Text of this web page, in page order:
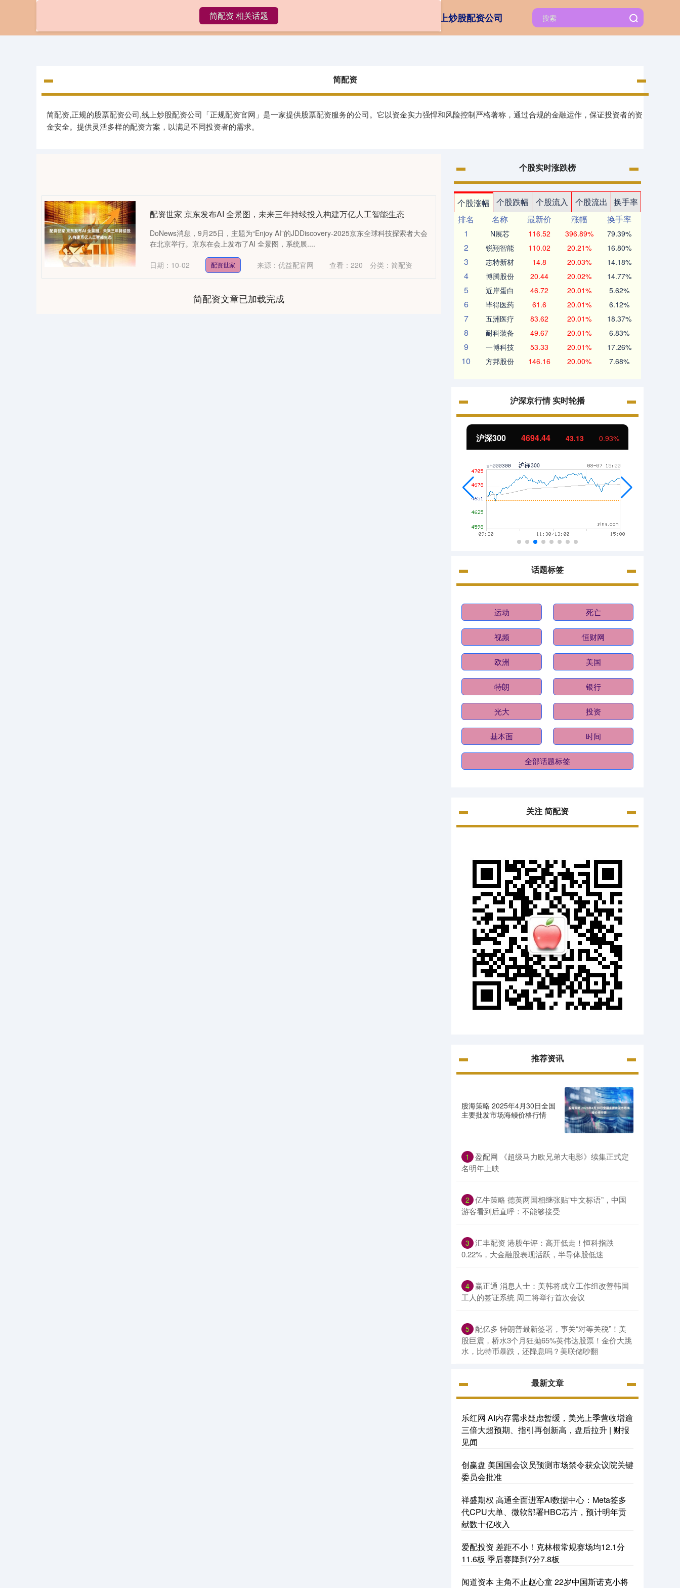
简配资 线上炒股配资公司
简配资
简配资,正规的股票配资公司,线上炒股配资公司「正规配资官网」是一家提供股票配资服务的公司。它以资金实力强悍和风险控制严格著称，通过合规的金融运作，保证投资者的资
金安全。提供灵活多样的配资方案，以满足不同投资者的需求。
简配资 相关话题
配资世家 京东发布AI 全景图，未来三年持续投入构建万亿人工智能生态
DoNews消息，9月25日，主题为“Enjoy AI”的JDDiscovery-2025京东全球科技探索者大会
在北京举行。京东在会上发布了AI 全景图，系统展....
日期：10-02 配资世家 来源：优益配官网 查看： 220 分类： 简配资
简配资文章已加载完成
个股实时涨跌榜
个股涨幅 个股跌幅 个股流入 个股流出
换手率
排名
名称 最新价 涨幅
换手率
1
N展芯 116.52 396.89% 79.39%
2 锐翔智能 110.02 20.21% 16.80%
3 志特新材 14.8 20.03% 14.18%
4 博腾股份 20.44 20.02% 14.77%
5 近岸蛋白 46.72 20.01% 5.62%
6 毕得医药 61.6 20.01% 6.12%
7 五洲医疗 83.62 20.01% 18.37%
8 耐科装备 49.67 20.01% 6.83%
9 一博科技 53.33 20.01% 17.26%
10 方邦股份 146.16 20.00% 7.68%
沪深京行情 实时轮播
北证50 1134.24 11.37 1.01%
话题标签
运动 死亡
视频 恒财网
欧洲 美国
特朗 银行
光大 投资
基本面 时间
全部话题标签
关注 简配资
推荐资讯
股海策略 2025年4月30日全国
主要批发市场海鳗价格行情
1
盈配网 《超级马力欧兄弟大电影》续集正式定
名明年上映
2 亿牛策略 德英两国相继张贴“中文标语”，中国
游客看到后直呼：不能够接受
3 汇丰配资 港股午评：高开低走！恒科指跌
0.22%，大金融股表现活跃，半导体股低迷
4 赢正通 消息人士：美韩将成立工作组改善韩国
工人的签证系统 周二将举行首次会议
5 配亿多 特朗普最新签署，事关“对等关税”！美
股巨震，桥水3个月狂抛65%英伟达股票！金价大跳
水，比特币暴跌，还降息吗？美联储吵翻
最新文章
乐红网 AI内存需求疑虑暂缓，美光上季营收增逾
三倍大超预期、指引再创新高，盘后拉升 | 财报
见闻
创赢盘 美国国会议员预测市场禁令获众议院关键
委员会批准
祥盛期权 高通全面进军AI数据中心：Meta签多
代CPU大单、微软部署HBC芯片，预计明年贡
献数十亿收入
爱配投资 差距不小！克林根常规赛场均12.1分
11.6板 季后赛降到7分7.8板
闻道资本 主角不止赵心童 22岁中国斯诺克小将